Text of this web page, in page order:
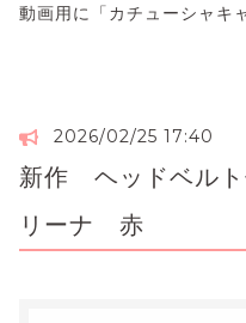
動画用に「カチューシャキ
2026/02/25 17:40
新作 ヘッドベル
リーナ 赤